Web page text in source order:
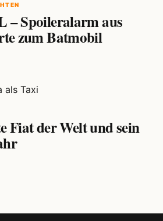
– Spoileralarm aus
zum Batmobil
Fiat der Welt und sein